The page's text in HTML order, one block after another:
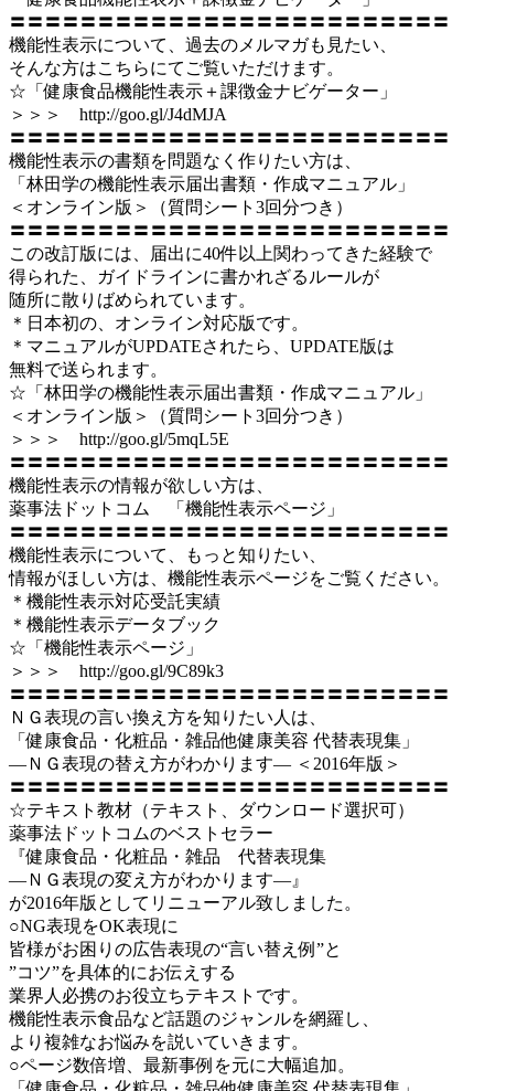
〓〓〓〓〓〓〓〓〓〓〓〓〓〓〓〓〓〓〓〓〓〓〓〓〓
機能性表示について、過去のメルマガも見たい、
そんな方はこちらにてご覧いただけます。
☆「健康食品機能性表示＋課徴金ナビゲーター」
＞＞＞ http://goo.gl/J4dMJA
〓〓〓〓〓〓〓〓〓〓〓〓〓〓〓〓〓〓〓〓〓〓〓〓〓
機能性表示の書類を問題なく作りたい方は、
「林田学の機能性表示届出書類・作成マニュアル」
＜オンライン版＞（質問シート3回分つき）
〓〓〓〓〓〓〓〓〓〓〓〓〓〓〓〓〓〓〓〓〓〓〓〓〓
この改訂版には、届出に40件以上関わってきた経験で
得られた、ガイドラインに書かれざるルールが
随所に散りばめられています。
＊日本初の、オンライン対応版です。
＊マニュアルがUPDATEされたら、UPDATE版は
無料で送られます。
☆「林田学の機能性表示届出書類・作成マニュアル」
＜オンライン版＞（質問シート3回分つき）
＞＞＞ http://goo.gl/5mqL5E
〓〓〓〓〓〓〓〓〓〓〓〓〓〓〓〓〓〓〓〓〓〓〓〓〓
機能性表示の情報が欲しい方は、
薬事法ドットコム 「機能性表示ページ」
〓〓〓〓〓〓〓〓〓〓〓〓〓〓〓〓〓〓〓〓〓〓〓〓〓
機能性表示について、もっと知りたい、
情報がほしい方は、機能性表示ページをご覧ください。
＊機能性表示対応受託実績
＊機能性表示データブック
☆「機能性表示ページ」
＞＞＞ http://goo.gl/9C89k3
〓〓〓〓〓〓〓〓〓〓〓〓〓〓〓〓〓〓〓〓〓〓〓〓〓
ＮＧ表現の言い換え方を知りたい人は、
「健康食品・化粧品・雑品他健康美容 代替表現集」
―ＮＧ表現の替え方がわかります― ＜2016年版＞
〓〓〓〓〓〓〓〓〓〓〓〓〓〓〓〓〓〓〓〓〓〓〓〓〓
☆テキスト教材（テキスト、ダウンロード選択可）
薬事法ドットコムのベストセラー
『健康食品・化粧品・雑品 代替表現集
―ＮＧ表現の変え方がわかります―』
が2016年版としてリニューアル致しました。
○NG表現をOK表現に
皆様がお困りの広告表現の“言い替え例”と
”コツ”を具体的にお伝えする
業界人必携のお役立ちテキストです。
機能性表示食品など話題のジャンルを網羅し、
より複雑なお悩みを説いていきます。
○ページ数倍増、最新事例を元に大幅追加。